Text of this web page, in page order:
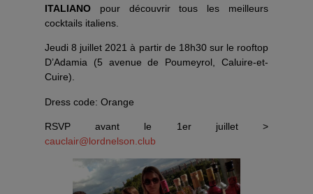
ITALIANO pour découvrir tous les meilleurs
cocktails italiens.
Jeudi 8 juillet 2021 à partir de 18h30 sur le rooftop
D’Adamia (5 avenue de Poumeyrol, Caluire-et-
Cuire).
Dress code: Orange
RSVP avant le 1er juillet >
cauclair@lordnelson.club